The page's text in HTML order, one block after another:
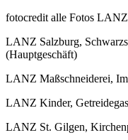
fotocredit alle Fotos
LANZ Salzburg,
(Hauptgeschäft)
LANZ Maßschneiderei,
LANZ Kinder,
LANZ St. Gilgen,